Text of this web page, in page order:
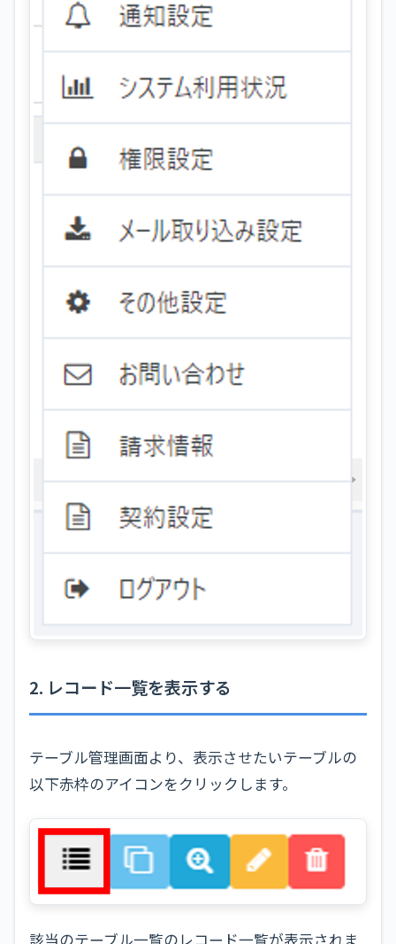
2. レコード一覧を表示する
テーブル管理画面より、表示させたいテーブルの
以下赤枠のアイコンをクリックします。
該当のテーブル一覧のレコード一覧が表示されま